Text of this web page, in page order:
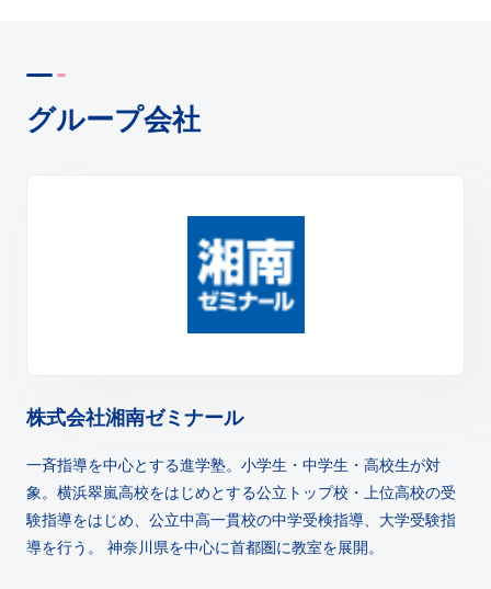
グループ会社
株式会社湘南ゼミナール
一斉指導を中心とする進学塾。小学生・中学生・高校生が対
象。横浜翠嵐高校をはじめとする公立トップ校・上位高校の受
験指導をはじめ、公立中高一貫校の中学受検指導、大学受験指
導を行う。 神奈川県を中心に首都圏に教室を展開。